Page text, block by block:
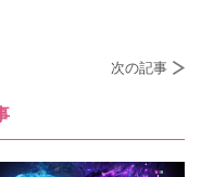
次の記事